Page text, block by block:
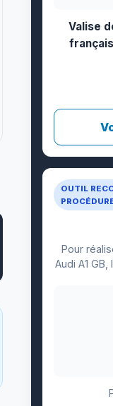
OUTIL
Pour
Audi A1
Valise